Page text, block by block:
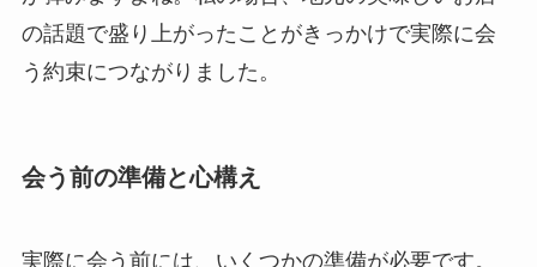
の話題で盛り上がったことがきっかけで実際に会
う約束につながりました。
会う前の準備と心構え
実際に会う前には、いくつかの準備が必要です。